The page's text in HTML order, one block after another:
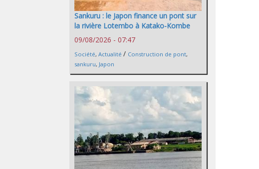
Sankuru : le Japon finance un pont sur
la rivière Lotembo à Katako-Kombe
09/08/2026 - 07:47
Société, Actualité / Construction de pont,
sankuru, Japon